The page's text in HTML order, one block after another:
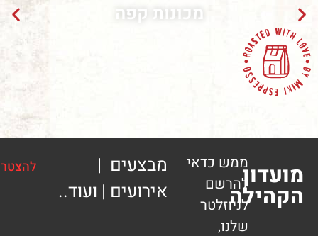
מכונות קפה
ממש כדאי
להרשם
לניוזלטר
מבצעים |
אירועים | ועוד..
להצטרפות